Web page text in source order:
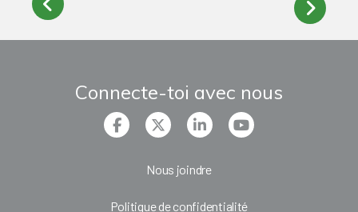
Connecte-toi avec nous
Nous joindre
Politique de confidentialité